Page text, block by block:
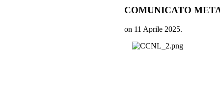
COMUNICATO
on 11 Aprile 2025.